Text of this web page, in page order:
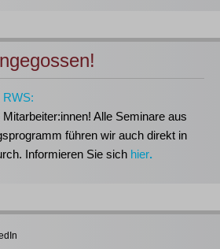
RWS:
Alle Seminare aus
führen wir auch direkt in
Informieren Sie sich hier.